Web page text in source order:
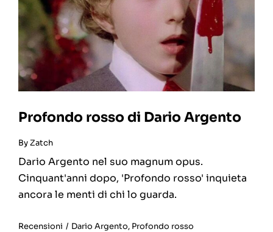
Profondo rosso di Dario Argento
ByZatch
Dario Argento nel suo magnum opus.
Cinquant'anni dopo, 'Profondo rosso' inquieta
ancora le menti di chi lo guarda.
Recensioni / Dario Argento, Profondo rosso